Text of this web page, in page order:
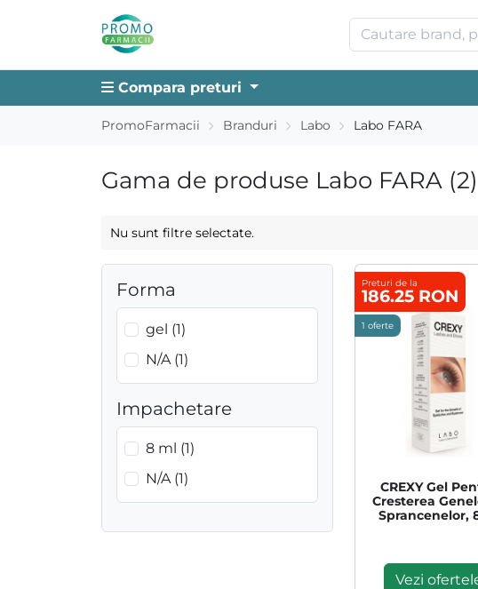
Compara preturi
PromoFarmacii Branduri Labo Labo FARA
Gama de produse Labo FARA (2)
Nu sunt filtre selectate.
Forma
gel (1)
N/A (1)
Impachetare
8 ml (1)
N/A (1)
CREXY Gel
Cresterea
Sprancenelor,
Preturi de la
186.25 RON
1 oferte
Vezi